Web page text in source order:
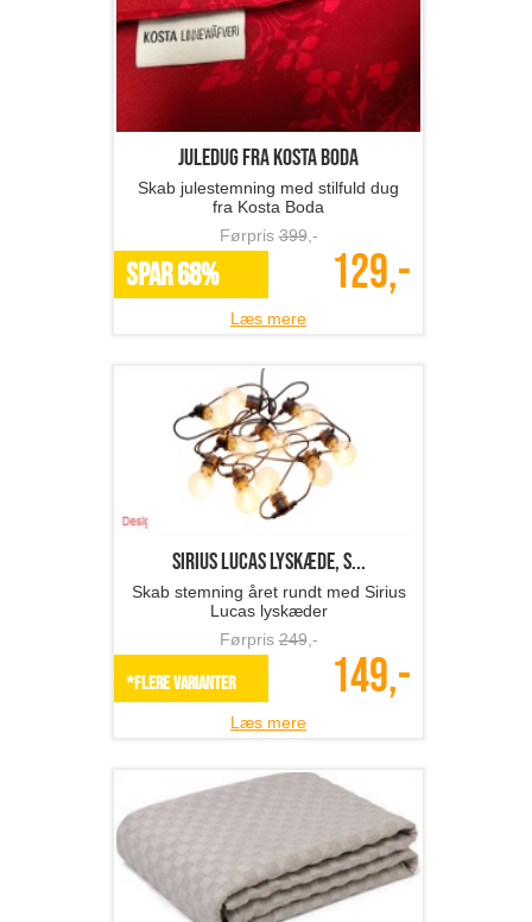
Juledug fra Kosta Boda
Skab julestemning med stilfuld dug
fra Kosta Boda
Førpris399,-
SPAR 68% 129,-
Læs mere
Sirius LUCAS lyskæde, s...
Skab stemning året rundt med Sirius
Lucas lyskæder
Førpris249,-
*Flere varianter 149,-
Læs mere